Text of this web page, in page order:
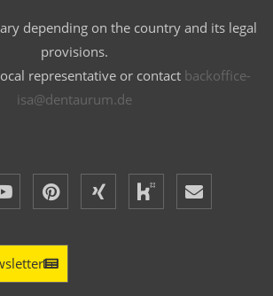
depending on the country and its legal
provisions.
representative or contact backoffice-
isa@dentaurum.de